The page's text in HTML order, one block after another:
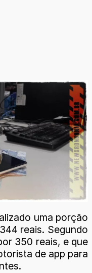
uma porção
reais. Segundo
350 reais, e que
de app para